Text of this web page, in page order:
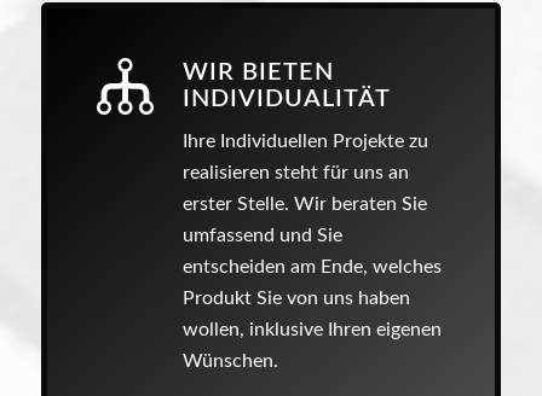
WIR BIETEN
INDIVIDUALITÄT
Ihre Individuellen Projekte zu
realisieren steht für uns an
erster Stelle. Wir beraten Sie
umfassend und Sie
entscheiden am Ende, welches
Produkt Sie von uns haben
wollen, inklusive Ihren eigenen
Wünschen.